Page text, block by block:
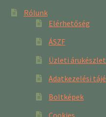
Rólunk
Elérhetőség
ÁSZF
Üzleti
Adatkezelési
Boltképek
Cookies